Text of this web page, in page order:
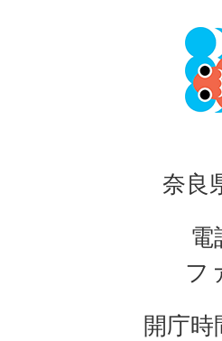
奈良
電
フ
開庁